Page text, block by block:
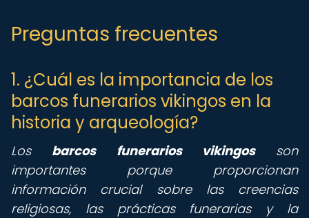
Preguntas frecuentes
1. ¿Cuál es la importancia de los
barcos funerarios vikingos en la
historia y arqueología?
Los barcos funerarios vikingosson
importantes porque proporcionan
información crucial sobre las creencias
religiosas, las prácticas funerarias y la